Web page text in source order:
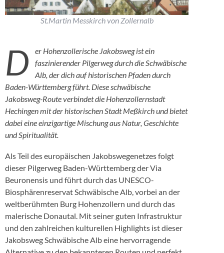
St.Martin Messkirch von Zollernalb
D
er Hohenzollerische Jakobsweg ist ein
faszinierender Pilgerweg durch die Schwäbische
Alb, der dich auf historischen Pfaden durch
Baden-Württemberg führt. Diese schwäbische
Jakobsweg-Route verbindet die Hohenzollernstadt
Hechingen mit der historischen Stadt Meßkirch und bietet
dabei eine einzigartige Mischung aus Natur, Geschichte
und Spiritualität.
Als Teil des europäischen Jakobswegenetzes folgt
dieser Pilgerweg Baden-Württemberg der Via
Beuronensis und führt durch das UNESCO-
Biosphärenreservat Schwäbische Alb, vorbei an der
weltberühmten Burg Hohenzollern und durch das
malerische Donautal. Mit seiner guten Infrastruktur
und den zahlreichen kulturellen Highlights ist dieser
Jakobsweg Schwäbische Alb eine hervorragende